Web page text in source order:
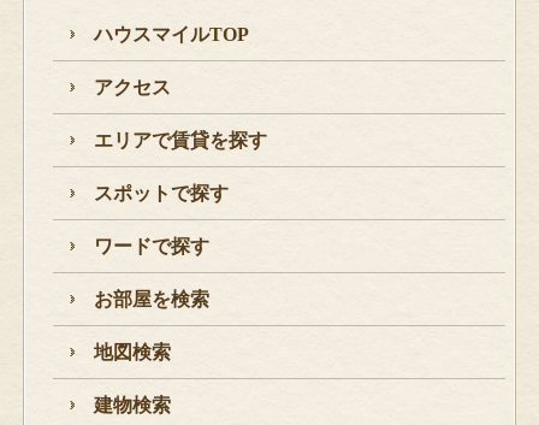
ハウスマイルTOP
アクセス
エリアで賃貸を探す
スポットで探す
ワードで探す
お部屋を検索
地図検索
建物検索